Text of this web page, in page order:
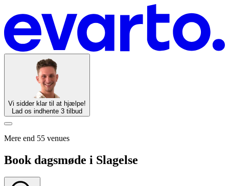
Vi sidder klar til at hjælpe!
Lad os indhente 3 tilbud
Mere end 55 venues
Book dagsmøde i Slagelse